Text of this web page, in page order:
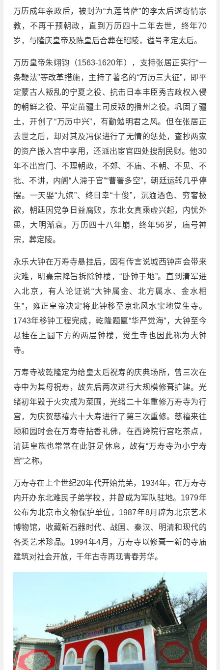
万历成年亲政后，被封为“九莲菩萨”的李太后遂寄情宗
教，不再干预朝政，直到万历四十二年去世，终年70
岁，与隆庆皇帝及陈皇后合葬在昭陵，谥号孝定太后。
万历皇帝朱翊钧（1563-1620年），支持张居正实行“一
条鞭法”等改革措施，主持了著名的“万历三大征”，即平
定蒙古人叛乱的宁夏之役、抗击日本丰臣秀吉政权入侵
的朝鲜之役、平定苗疆土司反叛的播州之役。巩固了疆
土，开创了“万历中兴”，有勤勉明君之风。但在张居正
去世之后，却对其及冯保进行了无情的惩处，查抄两家
的资产搬入宫中享用，还派出宦官四处搜刮民财。他30
年不出宫门、不理朝政，不郊、不庙、不朝、不见、不
批、不讲，内阁“人滞于官”“曹署多空”，朝廷运转几乎停
摆。一天娶“九嫔”、终日幸“十俊”，沉湎酒色、穷奢极
欲，朝廷因党争日益腐败，东北女真乘虚兴起，内忧外
患，大明渐衰。万历四十八年崩，终年56岁，庙号神
宗，葬定陵。
永乐大钟在万寿寺悬挂后，因有传言说城西钟声会带来
灾难，明熹宗降旨拆除钟楼，“卧钟于地”。直到清军进
入北京，有人论证说“大钟属金、北方属水、金水相
生”，雍正皇帝决定将此钟移至京北风水宝地觉生寺。
1743年移钟工程完成，乾隆题匾“华严觉海”，大钟至今
悬挂在上圆下方的两层钟楼，觉生寺也因此称为大钟
寺。
万寿寺被乾隆定为给皇太后祝寿的庆典场所，曾三次在
寺中为其母祝寿，故先后两次进行大规模修葺扩建。光
绪初年毁于火灾成为菜圃，光绪二十年重修万寿寺为行
宫，为庆贺慈禧六十大寿进行了第三次重修。慈禧来往
颐和园时会在万寿寺拈香礼佛，在西跨院行宫吃茶点，
清廷皇族也常常在此驻足休息，故有“万寿寺为小宁寿
宫”之称。
万寿寺在上个世纪20年代开始荒芜，1934年，在万寿寺
内开办东北难民子弟学校，并曾成为军队驻地。1979年
公布为北京市文物保护单位，1987年8月辟为北京艺术
博物馆，收藏新石器时代、战国、秦汉、明清和现代的
各类艺术珍品。1994年4月，万寿寺以修葺一新的寺庙
建筑对社会开放，千年古寺再现青春芳华。